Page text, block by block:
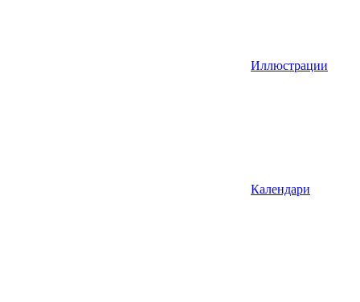
Иллюстрации
Календари